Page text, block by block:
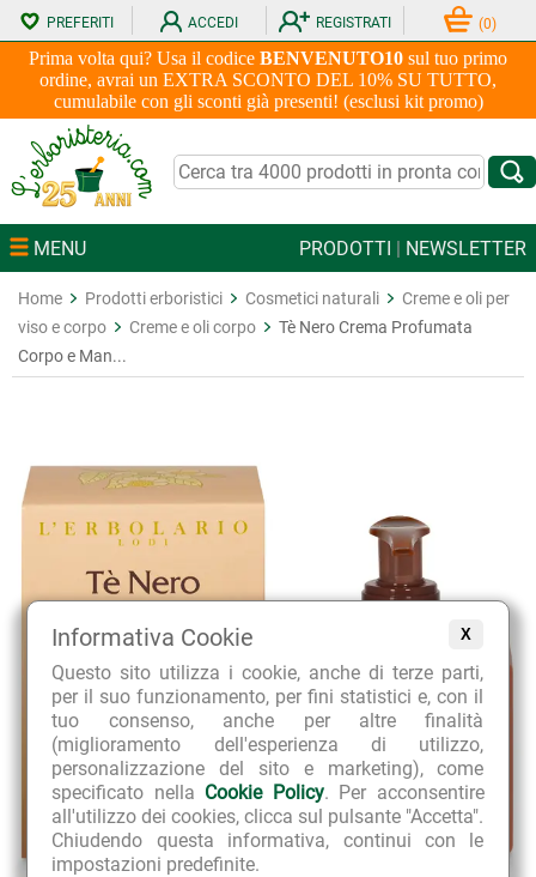
X
Informativa Cookie
Questo sito utilizza i cookie, anche di terze parti,
per il suo funzionamento, per fini statistici e, con il
tuo consenso, anche per altre finalità
(miglioramento dell'esperienza di utilizzo,
personalizzazione del sito e marketing), come
specificato nella Cookie Policy. Per acconsentire
all'utilizzo dei cookies, clicca sul pulsante "Accetta".
Chiudendo questa informativa, continui con le
impostazioni predefinite.
Prima volta qui? Usa il codice BENVENUTO10 sul tuo primo
ordine, avrai un EXTRA SCONTO DEL 10% SU TUTTO,
cumulabile con gli sconti già presenti! (esclusi kit promo)
PREFERITI ACCEDI REGISTRATI (0)
MENU PRODOTTI | NEWSLETTER
Home Prodotti erboristici Cosmetici naturali
Creme e oli per
viso e corpo
Creme e oli corpo
Tè Nero Crema Profumata
Corpo e Man...